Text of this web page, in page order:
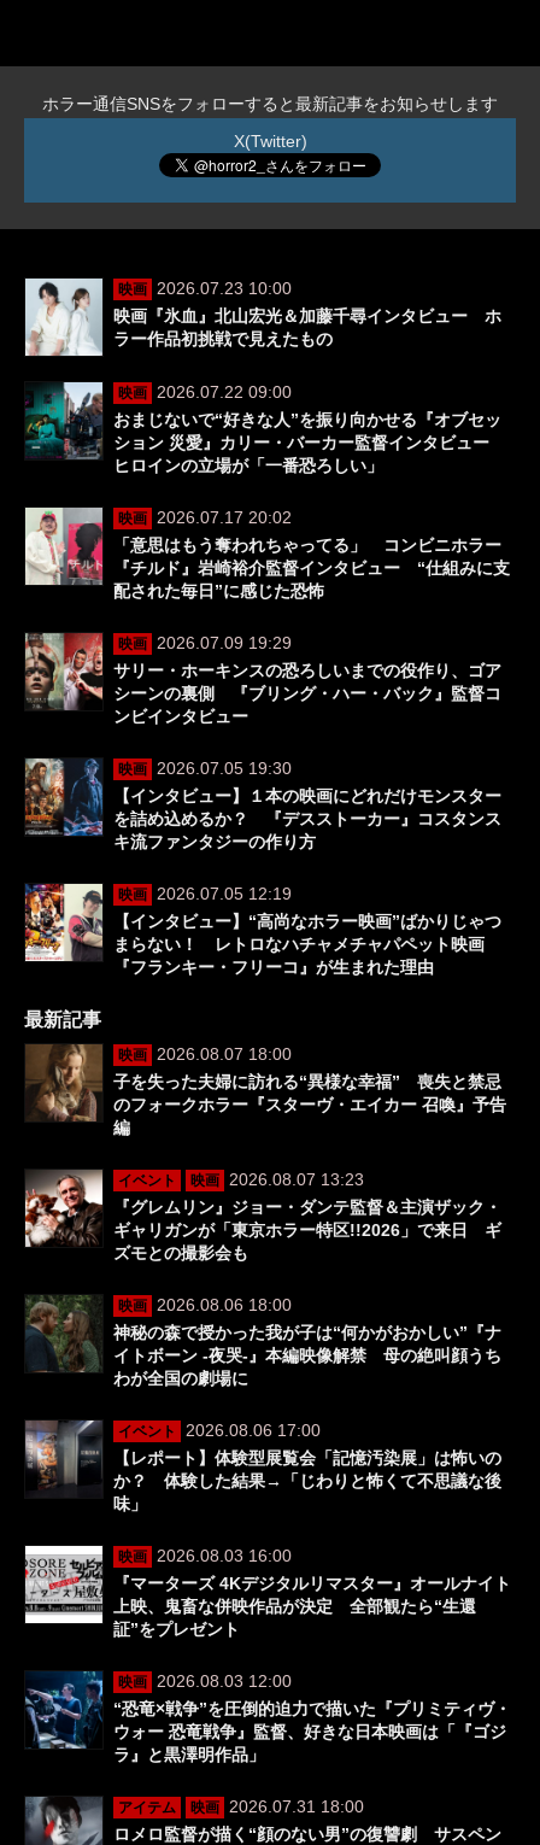
ホラー通信SNSをフォローすると最新記事をお知らせします
X(Twitter)
映画
2026.07.23 10:00
映画『氷血』北山宏光＆加藤千尋インタビュー ホ
ラー作品初挑戦で見えたもの
映画
2026.07.22 09:00
おまじないで“好きな人”を振り向かせる『オブセッ
ション 災愛』カリー・バーカー監督インタビュー
ヒロインの立場が「一番恐ろしい」
映画
2026.07.17 20:02
「意思はもう奪われちゃってる」 コンビニホラー
『チルド』岩崎裕介監督インタビュー “仕組みに支
配された毎日”に感じた恐怖
映画
2026.07.09 19:29
サリー・ホーキンスの恐ろしいまでの役作り、ゴア
シーンの裏側 『ブリング・ハー・バック』監督コ
ンビインタビュー
映画
2026.07.05 19:30
【インタビュー】１本の映画にどれだけモンスター
を詰め込めるか？ 『デスストーカー』コスタンス
キ流ファンタジーの作り方
映画
2026.07.05 12:19
【インタビュー】“高尚なホラー映画”ばかりじゃつ
まらない！ レトロなハチャメチャパペット映画
『フランキー・フリーコ』が生まれた理由
最新記事
映画
2026.08.07 18:00
子を失った夫婦に訪れる“異様な幸福” 喪失と禁忌
のフォークホラー『スターヴ・エイカー 召喚』予告
編
イベント 映画
2026.08.07 13:23
『グレムリン』ジョー・ダンテ監督＆主演ザック・
ギャリガンが「東京ホラー特区!!2026」で来日 ギ
ズモとの撮影会も
映画
2026.08.06 18:00
神秘の森で授かった我が子は“何かがおかしい”『ナ
イトボーン -夜哭-』本編映像解禁 母の絶叫顔うち
わが全国の劇場に
イベント
2026.08.06 17:00
【レポート】体験型展覧会「記憶汚染展」は怖いの
か？ 体験した結果→「じわりと怖くて不思議な後
味」
映画
2026.08.03 16:00
『マーターズ 4Kデジタルリマスター』オールナイト
上映、鬼畜な併映作品が決定 全部観たら“生還
証”をプレゼント
映画
2026.08.03 12:00
“恐竜×戦争”を圧倒的迫力で描いた『プリミティヴ・
ウォー 恐竜戦争』監督、好きな日本映画は「『ゴジ
ラ』と黒澤明作品」
アイテム 映画
2026.07.31 18:00
ロメロ監督が描く“顔のない男”の復讐劇 サスペン